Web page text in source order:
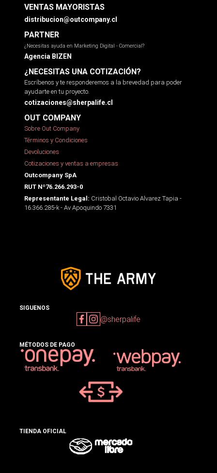
VENTAS MAYORISTAS
distribucion@outcompany.cl
PARTNER
¿Necesitas ayuda en Marketing Digital - Comercial?
Agencia BIZEN
¿NECESITAS UNA COTIZACIÓN?
Escríbenos y te responderemos a la brevedad para poder
ayudarte en tu proyecto.
cotizaciones@sherpalife.cl
OUT COMPANY
Sobre Out Company
Términos y Condiciones
Devoluciones
Cotizaciones y ventas a empresas
Outcompany SpA
RUT Nº76.266.293-0
Representante Legal: Cristobal Octavio Alvarez Tapia -
16.366.285-k - Av Apoquindo 7331
SIGUENOS
@sherpalife
MÉTODOS DE PAGO
TIENDA OFICIAL